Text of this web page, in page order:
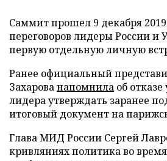
Саммит прошел 9 декабря
переговоров лидеры России и
первую отдельную личную
Ранее официальный
Захарованапомнила об
лидера утверждать заранее
итоговый документ на
Глава МИД России Сергей
кривляниях политика во